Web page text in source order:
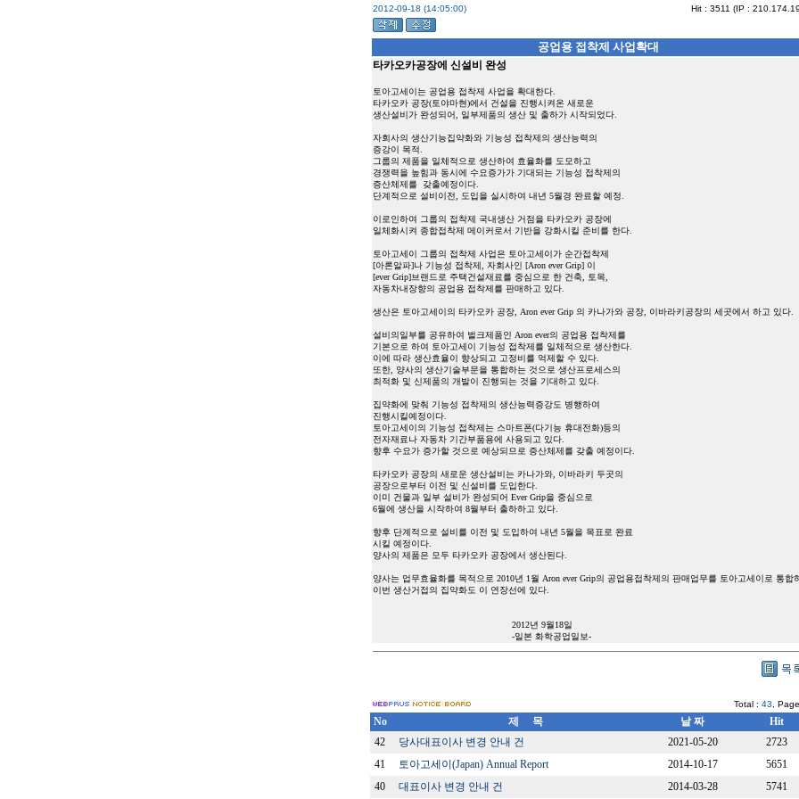
2012-09-18 (14:05:00) Hit : 3511 (IP :
공업용 접착제 사업확대
타카오카공장에 신설비 완성
토아고세이는 공업용 접착제 사업을 확대한다.
타카오카 공장(토야마현)에서 건설을 진행시켜온 새로운
생산설비가 완성되어, 일부제품의 생산 및 출하가 시작되었다.
자회사의 생산기능집약화와 기능성 접착제의 생산능력의
증강이 목적.
그룹의 제품을 일체적으로 생산하여 효율화를 도모하고
경쟁력을 높힘과 동시에 수요증가가 기대되는 기능성 접착제의
증산체제를 갖출예정이다.
단계적으로 설비이전, 도입을 실시하여 내년 5월경 완료할 예정.
이로인하여 그룹의 접착제 국내생산 거점을 타카오카 공장에
일체화시켜 종합접착제 메이커로서 기반을 강화시킬 준비를 한다.
토아고세이 그룹의 접착제 사업은 토아고세이가 순간접착제
[아론알파]나 기능성 접착제, 자회사인 [Aron ever Grip] 이
[ever Grip]브랜드로 주택건설재료를 중심으로 한 건축, 토목,
자동차내장향의 공업용 접착제를 판매하고 있다.
생산은 토아고세이의 타카오카 공장, Aron ever Grip 의 카나가와 공장, 이바라키공장의 세곳에서 하고 있다.
설비의일부를 공유하여 벌크제품인 Aron ever의 공업용 접착제를
기본으로 하여 토아고세이 기능성 접착제를 일체적으로 생산한다.
이에 따라 생산효율이 향상되고 고정비를 억제할 수 있다.
또한, 양사의 생산기술부문을 통합하는 것으로 생산프로세스의
최적화 및 신제품의 개발이 진행되는 것을 기대하고 있다.
집약화에 맞춰 기능성 접착제의 생산능력증강도 병행하여
진행시킬예정이다.
토아고세이의 기능성 접착제는 스마트폰(다기능 휴대전화)등의
전자재료나 자동차 기간부품용에 사용되고 있다.
향후 수요가 증가할 것으로 예상되므로 증산체제를 갖출 예정이다.
타카오카 공장의 새로운 생산설비는 카나가와, 이바라키 두곳의
공장으로부터 이전 및 신설비를 도입한다.
이미 건물과 일부 설비가 완성되어 Ever Grip을 중심으로
6월에 생산을 시작하여 8월부터 출하하고 있다.
향후 단계적으로 설비를 이전 및 도입하여 내년 5월을 목표로 완료
시킬 예정이다.
양사의 제품은 모두 타카오카 공장에서 생산된다.
양사는 업무효율화를 목적으로 2010년 1월 Aron ever Grip의 공업용접착제의 판매업무를 토아고세이로 통합
이번 생산거접의 집약화도 이 연장선에 있다.
2012년 9월18일
-일본 화학공업일보-
Total : 43 ,
No 제 목 날 짜
Hit
42
당사대표이사 변경 안내 건 2021-05-20
2723
41
토아고세이(Japan) Annual Report 2014-10-17
5651
40
대표이사 변경 안내 건 2014-03-28 5741